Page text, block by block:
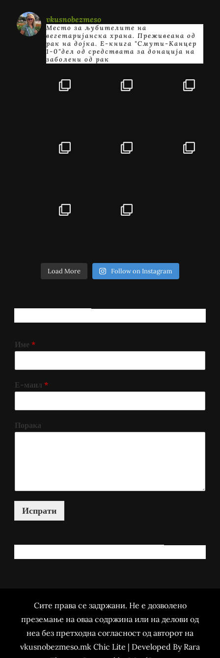
vkusnobezmeso
Место за љубителите на
вегетаријанска храна. Преживеана од
рак на дојка. E-книга "Смути-Канцер
1-0"дел од средствата за донација на
заболени од рак
Load More Follow on Instagram
Име *
Е-маил *
Порака
Испрати
Сите права се задржани. Не е дозволено
преземање на оваа содржина или на делови од
неа без претходна согласност од авторот на
vkusnobezmeso.mk Chic Lite | Developed By Rara